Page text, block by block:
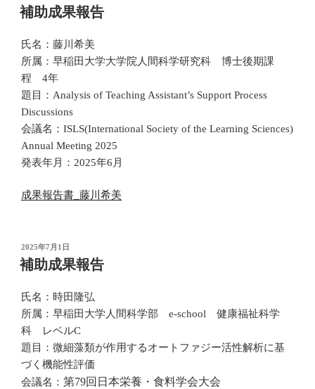
稿
日:
補助成果報告
氏名：藤川希美
所属：早稲田大学大学院人間科学研究科 博士後期課
程 4年
題目：Analysis of Teaching Assistant’s Support Process
Discussions
会議名：ISLS(International Society of the Learning Sciences)
Annual Meeting 2025
発表年月：2025年6月
成果報告書_藤川希美
投
稿
日:
2025年7月1日
補助成果報告
氏名：時田隆弘
所属：早稲田大学人間科学部 e-school 健康福祉科学
科 レベルC
題目：微細藻類が作用するオートファジー活性解析に基
づく機能性評価
会議名： 第79回日本栄養・食料学会大会